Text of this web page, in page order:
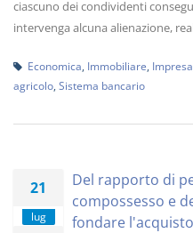
ciascuno dei condividenti
intervenga alcuna alienazione,
Economica Immobiliare Impresa
agricolo Sistema bancario
21
lug
Del rapporto di
compossesso e
fondare